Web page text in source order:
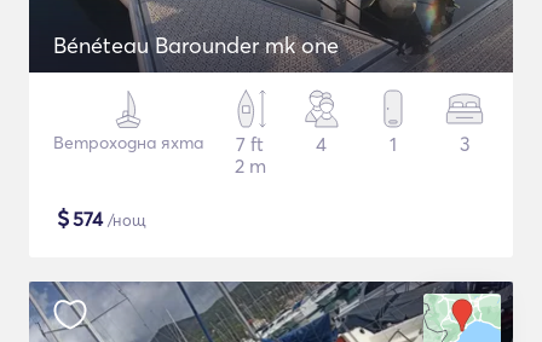
Bénéteau Barounder mk one
Ветроходна яхта
7 ft
2 m
4 1 3
$574/нощ